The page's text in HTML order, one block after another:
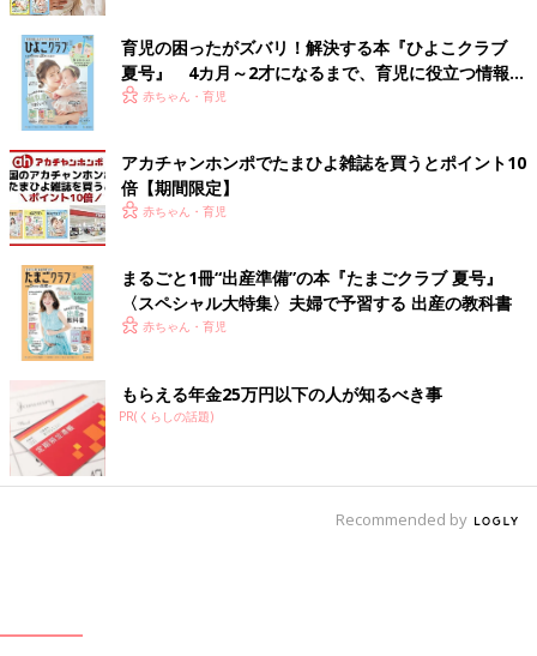
にしていたのでしょうか？
小徳 それが大学時代は目標を見失い、勉強への興味が薄れてし
まったんです。というのも、僕が進学した東京医科歯科大学は、
研究者や世界で活躍する医師を育てるのを目的とした大学です。
て最新医療を研究するのが当たり前というような雰囲気でした。
もちろん、専門的な知識を深め、重い病気と向き合う医師はすば
らしい存在だと思います。でも、僕の医師のイメージは、町医者
として多くの患者さんと触れ合う父の姿でした。だから、大学の
雰囲気にギャップを感じることが多くて…。
あるとき実習で、外科の先生と一緒に病室を回った際、入院患者
さんが風邪をひいたと訴えたんです。すると外科の先生は「じゃ
あ内科に相談しよう」と言っていました。その様子を見て「自分
の専門以外のことを診察しないのは、僕がめざす道ではない」と
思ってしまったんです。
医師という職業に対して失望し、勉強はあまりしなくなりまし
してみたり、LGBTQの人たちのパーティーに参加したり…。今
育児の困ったがズバリ！解決する本『ひよこクラブ
夏号』 4カ月～2才になるまで、育児に役立つ情報が
いっぱい！
赤ちゃん・育児
アカチャンホンポでたまひよ雑誌を買うとポイント10
倍【期間限定】
赤ちゃん・育児
まるごと1冊“出産準備”の本『たまごクラブ 夏号』
〈スペシャル大特集〉夫婦で予習する 出産の教科書
赤ちゃん・育児
もらえる年金25万円以下の人が知るべき事
PR(くらしの話題)
Recommended by